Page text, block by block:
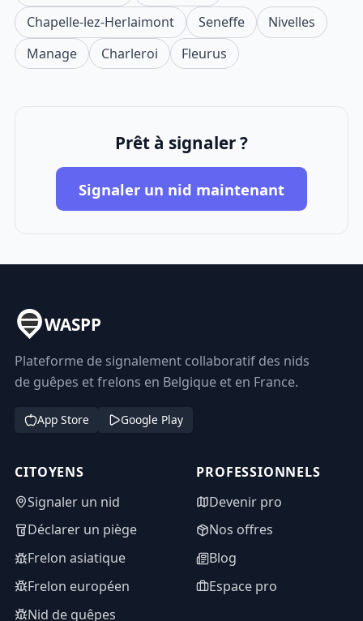
Chapelle-lez-Herlaimont
Seneffe
Nivelles
Manage
Charleroi Fleurus
Prêt à signaler ?
Signaler un nid maintenant
WASPP
Plateforme de signalement collaboratif des nids
de guêpes et frelons en Belgique et en France.
App Store Google Play
CITOYENS
Signaler un nid
Déclarer un piège
Frelon asiatique
Frelon européen
Nid de guêpes
PROFESSIONNELS
Devenir pro
Nos offres
Blog
Espace pro